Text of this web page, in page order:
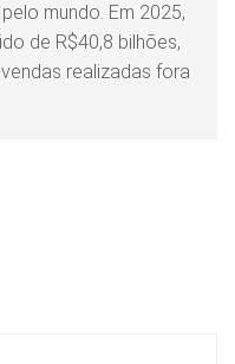
mundo. Em 2025,
de R$40,8 bilhões,
realizadas fora